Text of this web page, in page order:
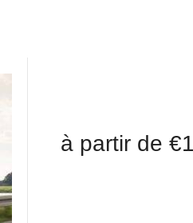
à partir de